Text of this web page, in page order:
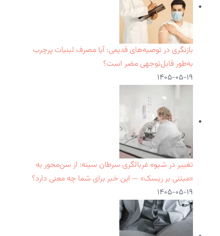
بازنگری در توصیه‌های قدیمی: آیا مصرف لبنیات پرچرب
به‌طور قابل‌توجهی مضر است؟
۱۴۰۵-۰۵-۱۹
تغییر در شیوه غربالگری سرطان سینه: از سن‌محور به
«مبتنی بر ریسک» — این خبر برای شما چه معنی دارد؟
۱۴۰۵-۰۵-۱۹